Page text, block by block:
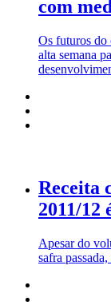
com
Os futuros do
alta semana
Receita
2011/12
Apesar do
safra